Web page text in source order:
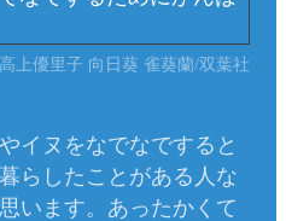
上優里子 向日葵 雀葵蘭/双葉社
イヌをなでなですると
らしたことがある人な
います。あったかくて